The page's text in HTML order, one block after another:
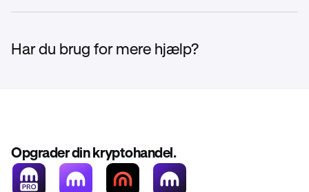
Tidligere kontraktadresse:
Har du brug for mere hjælp?
Opgrader din kryptohandel.